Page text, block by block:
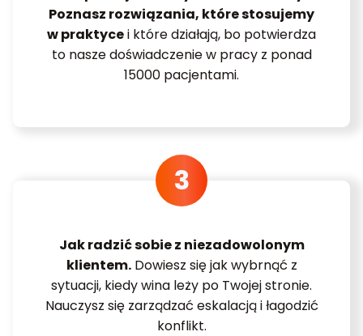
Poznasz rozwiązania, które stosujemy
w praktycei które działają, bo potwierdza
to nasze doświadczenie w pracy z ponad
15000 pacjentami.
Jak radzić sobie z niezadowolonym
klientem.Dowiesz się jak wybrnąć z
sytuacji, kiedy wina leży po Twojej stronie.
Nauczysz się zarządzać eskalacją i łagodzić
konflikt.